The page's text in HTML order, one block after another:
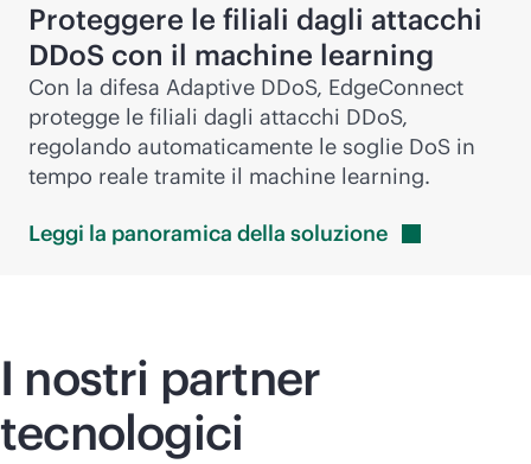
Proteggere le filiali dagli attacchi
DDoS con il machine learning
Con la difesa Adaptive DDoS, EdgeConnect
protegge le filiali dagli attacchi DDoS,
regolando automaticamente le soglie DoS in
tempo reale tramite il machine learning.
Leggi la panoramica della soluzione
I nostri partner
tecnologici